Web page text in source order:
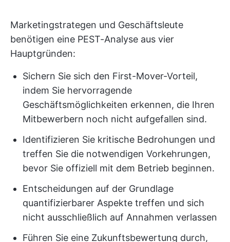
Marketingstrategen und Geschäftsleute
benötigen eine PEST-Analyse aus vier
Hauptgründen:
Sichern Sie sich den First-Mover-Vorteil,
indem Sie hervorragende
Geschäftsmöglichkeiten erkennen, die Ihren
Mitbewerbern noch nicht aufgefallen sind.
Identifizieren Sie kritische Bedrohungen und
treffen Sie die notwendigen Vorkehrungen,
bevor Sie offiziell mit dem Betrieb beginnen.
Entscheidungen auf der Grundlage
quantifizierbarer Aspekte treffen und sich
nicht ausschließlich auf Annahmen verlassen
Führen Sie eine Zukunftsbewertung durch,